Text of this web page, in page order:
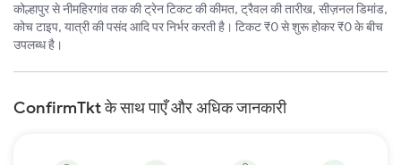
कोल्हापुर से नीमहिरगांव तक की ट्रेन टिकट की कीमत, ट्रैवल की तारीख, सीज़नल डिमांड,
कोच टाइप, यात्री की पसंद आदि पर निर्भर करती है। टिकट ₹0 से शुरू होकर ₹0 के बीच
उपलब्ध है।
ConfirmTkt के साथ पाएँ और अधिक जानकारी